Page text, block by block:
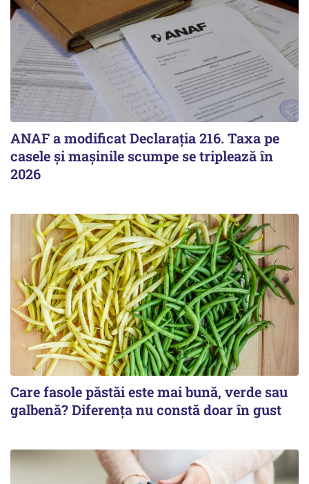
ANAF a modificat Declarația 216. Taxa pe
casele și mașinile scumpe se triplează în
2026
Care fasole păstăi este mai bună, verde sau
galbenă? Diferența nu constă doar în gust